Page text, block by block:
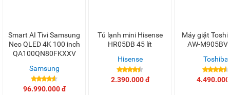
Smart AI Tivi Samsung
Neo QLED 4K 100 inch
QA100QN80FKXXV
Samsung
96.990.000 đ
Tủ lạnh mini Hisense
HR05DB 45 lít
Hisense
2.390.000 đ
Máy giặt
AW-
Toshiba